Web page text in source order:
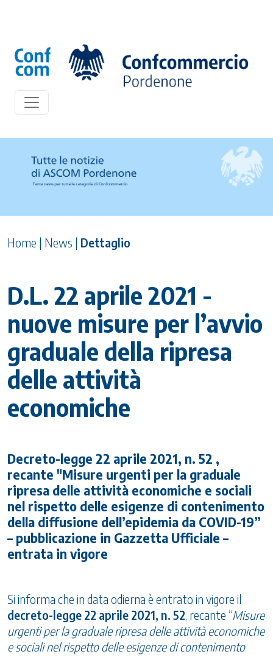
Home | News | Dettaglio
D.L. 22 aprile 2021 -
nuove misure per l’avvio
graduale della ripresa
delle attività
economiche
Decreto-legge 22 aprile 2021, n. 52 ,
recante "Misure urgenti per la graduale
ripresa delle attività economiche e sociali
nel rispetto delle esigenze di contenimento
della diffusione dell’epidemia da COVID-19”
– pubblicazione in Gazzetta Ufficiale –
entrata in vigore
Si informa che in data odierna è entrato in vigore il
decreto-legge 22 aprile 2021, n. 52, recante “Misure
urgenti per la graduale ripresa delle attività economiche
e sociali nel rispetto delle esigenze di contenimento